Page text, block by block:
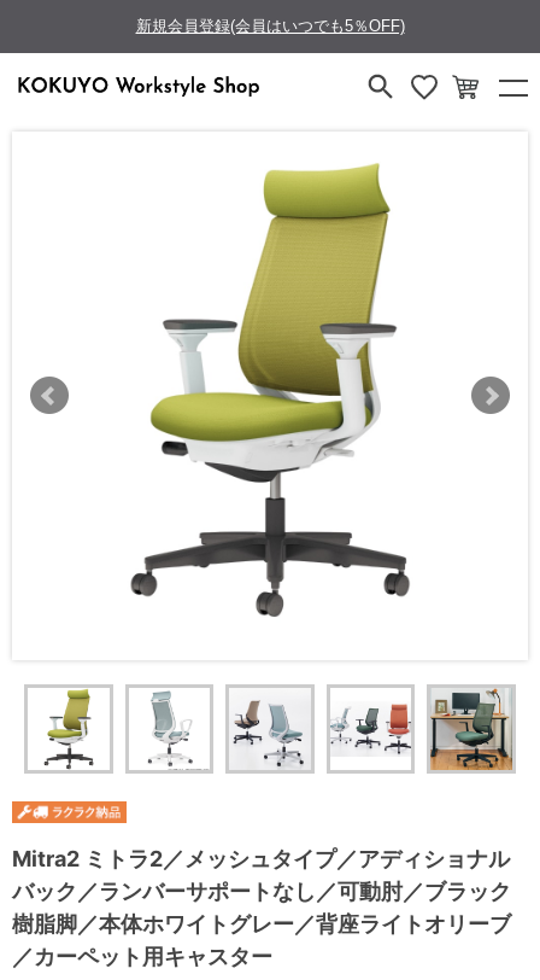
新規会員登録(会員はいつでも5％OFF)
Mitra2 ミトラ2／メッシュタイプ／アディショナル
バック／ランバーサポートなし／可動肘／ブラック
樹脂脚／本体ホワイトグレー／背座ライトオリーブ
／カーペット用キャスター